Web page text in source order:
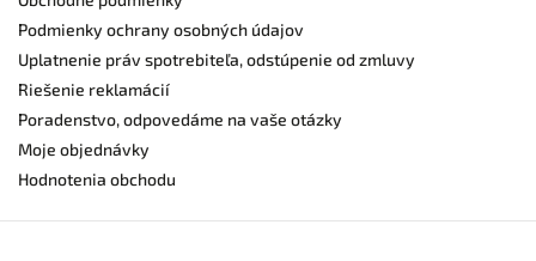
Podmienky ochrany osobných údajov
Uplatnenie práv spotrebiteľa, odstúpenie od zmluvy
Riešenie reklamácií
Poradenstvo, odpovedáme na vaše otázky
Moje objednávky
Hodnotenia obchodu